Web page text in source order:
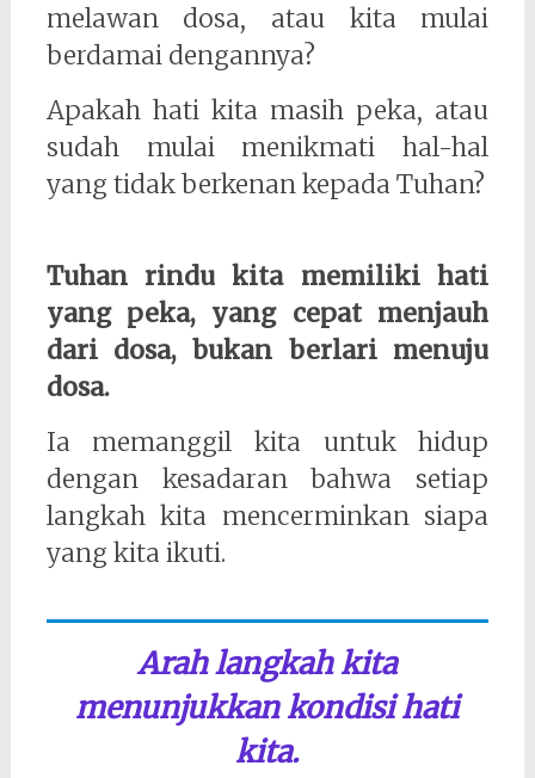
melawan dosa, atau kita mulai
berdamai dengannya?
Apakah hati kita masih peka, atau
sudah mulai menikmati hal-hal
yang tidak berkenan kepada Tuhan?
Tuhan rindu kita memiliki hati
yang peka, yang cepat menjauh
dari dosa, bukan berlari menuju
dosa.
Ia memanggil kita untuk hidup
dengan kesadaran bahwa setiap
langkah kita mencerminkan siapa
yang kita ikuti.
Arah langkah kita
menunjukkan kondisi hati
kita.